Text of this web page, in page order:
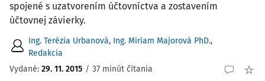
spojené s uzatvorením účtovníctva a zostavením
účtovnej závierky.
Ing. Terézia Urbanová, Ing. Miriam Majorová PhD.,
Redakcia
Vydané: 29. 11. 2015 / 37 minút čítania